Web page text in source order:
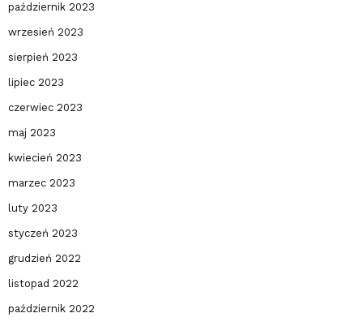
październik 2023
wrzesień 2023
sierpień 2023
lipiec 2023
czerwiec 2023
maj 2023
kwiecień 2023
marzec 2023
luty 2023
styczeń 2023
grudzień 2022
listopad 2022
październik 2022